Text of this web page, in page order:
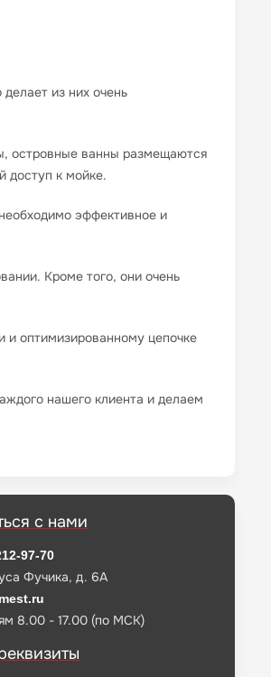
из них очень
островные ванны размещаются
доступ к мойке.
эффективное и
Кроме того, они очень
и оптимизированному цепочке
нашего клиента и делаем
с нами
97-70
Фучика, д. 6А
8.00 - 17.00 (по МСК)